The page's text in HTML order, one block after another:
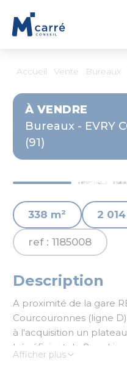
Accueil Vente Bureaux
À VENDRE
Bureaux - EVRY
(91)
338 m² 2
ref : 1185008
Description
A proximité de la gare
Courcouronnes (ligne
à l'acquisition un
bénéficiant de 8
Afficher plus